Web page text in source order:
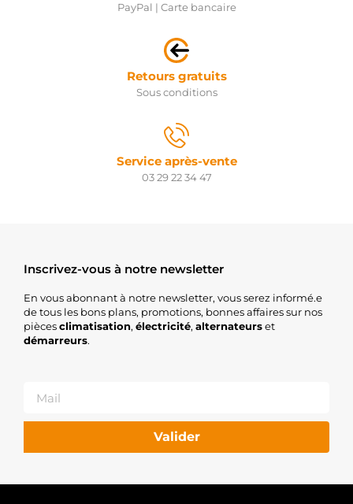
PayPal | Carte bancaire
Retours gratuits
Sous conditions
Service après-vente
03 29 22 34 47
Inscrivez-vous à notre newsletter
En vous abonnant à notre newsletter, vous serez informé.e
de tous les bons plans, promotions, bonnes affaires sur nos
piècesclimatisation, électricité, alternateurset
démarreurs.
Valider